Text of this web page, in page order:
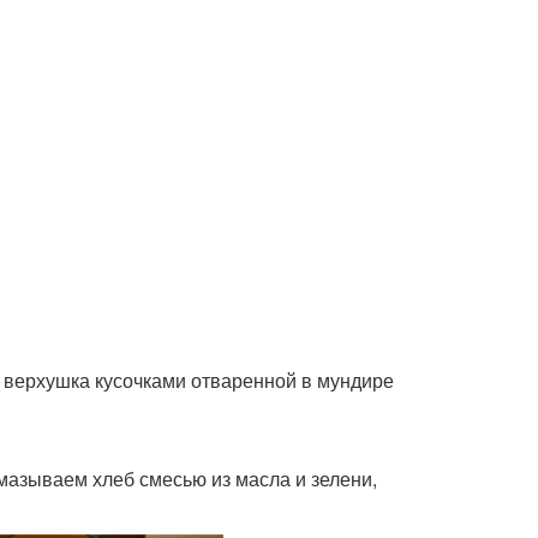
кусочками отваренной в мундире
хлеб смесью из масла и зелени,